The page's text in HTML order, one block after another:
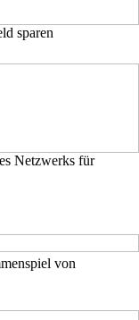
sparen
Netzwerks für
von